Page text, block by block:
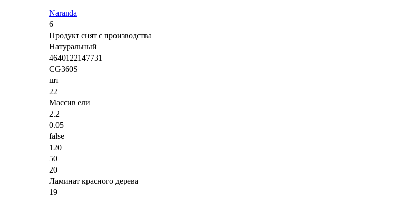
Naranda
6
Продукт снят с производства
Натуральный
4640122147731
CG360S
шт
22
Массив ели
2.2
0.05
false
120
50
20
Ламинат красного дерева
19